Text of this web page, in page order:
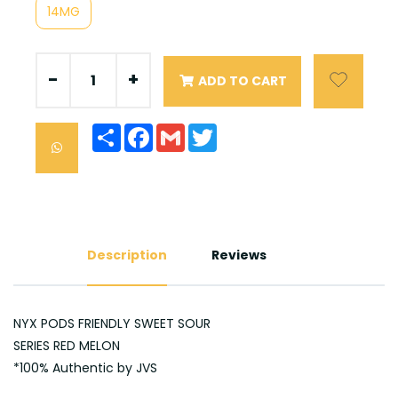
14MG
- + ADD TO CART
Share Facebook
Gmail
Description Reviews
NYX PODS FRIENDLY SWEET SOUR
SERIES RED MELON
*100% Authentic by JVS